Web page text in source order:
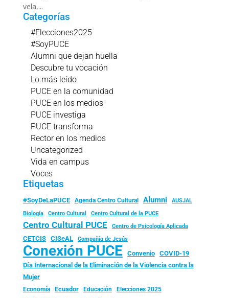
vela,...
Categorías
#Elecciones2025
#SoyPUCE
Alumni que dejan huella
Descubre tu vocación
Lo más leído
PUCE en la comunidad
PUCE en los medios
PUCE investiga
PUCE transforma
Rector en los medios
Uncategorized
Vida en campus
Voces
Etiquetas
#SoyDeLaPUCE Agenda Centro Cultural Alumni
AUSJAL
Biología
Centro Cultural Centro Cultural de la PUCE
Centro Cultural PUCE Centro de Psicología Aplicada
CETCIS CISeAL Compañía de Jesús
Conexión PUCE Convenio
COVID-19
Día Internacional de la Eliminación de la Violencia contra la
Mujer
Economía Ecuador Educación Elecciones 2025